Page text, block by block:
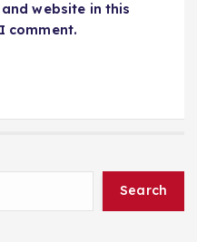
website in this
comment.
Search